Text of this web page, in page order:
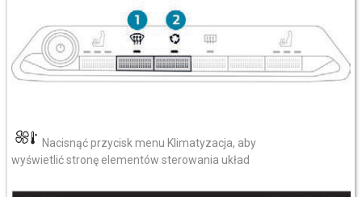
Nacisnąć przycisk menu Klimatyzacja, aby
wyświetlić stronę elementów sterowania układ